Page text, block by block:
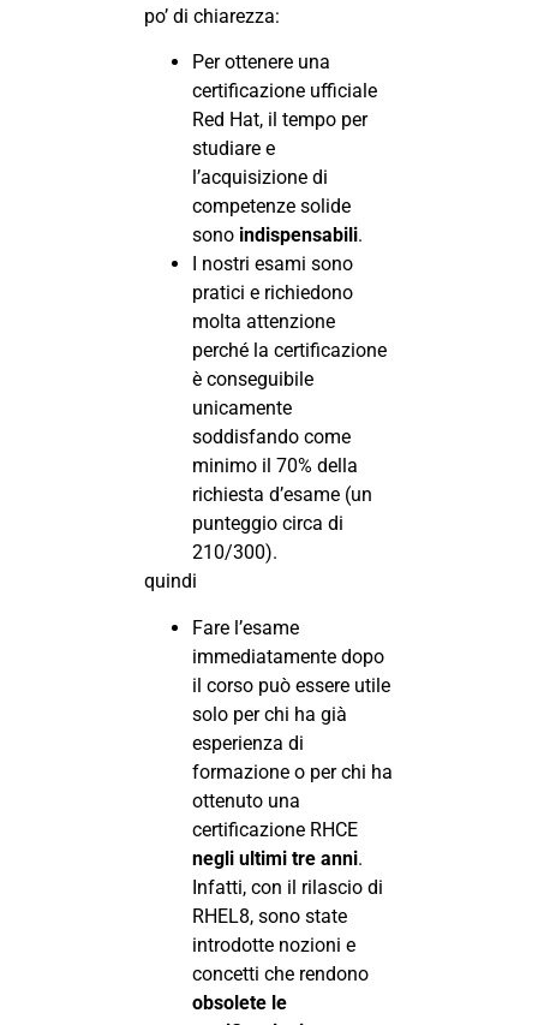
po’ di chiarezza:
Per ottenere una
certificazione ufficiale
Red Hat, il tempo per
studiare e
l’acquisizione di
competenze solide
sono indispensabili.
I nostri esami sono
pratici e richiedono
molta attenzione
perché la certificazione
è conseguibile
unicamente
soddisfando come
minimo il 70% della
richiesta d’esame (un
punteggio circa di
210/300).
quindi
Fare l’esame
immediatamente dopo
il corso può essere utile
solo per chi ha già
esperienza di
formazione o per chi ha
ottenuto una
certificazione RHCE
negli ultimi tre anni.
Infatti, con il rilascio di
RHEL8, sono state
introdotte nozioni e
concetti che rendono
obsolete le